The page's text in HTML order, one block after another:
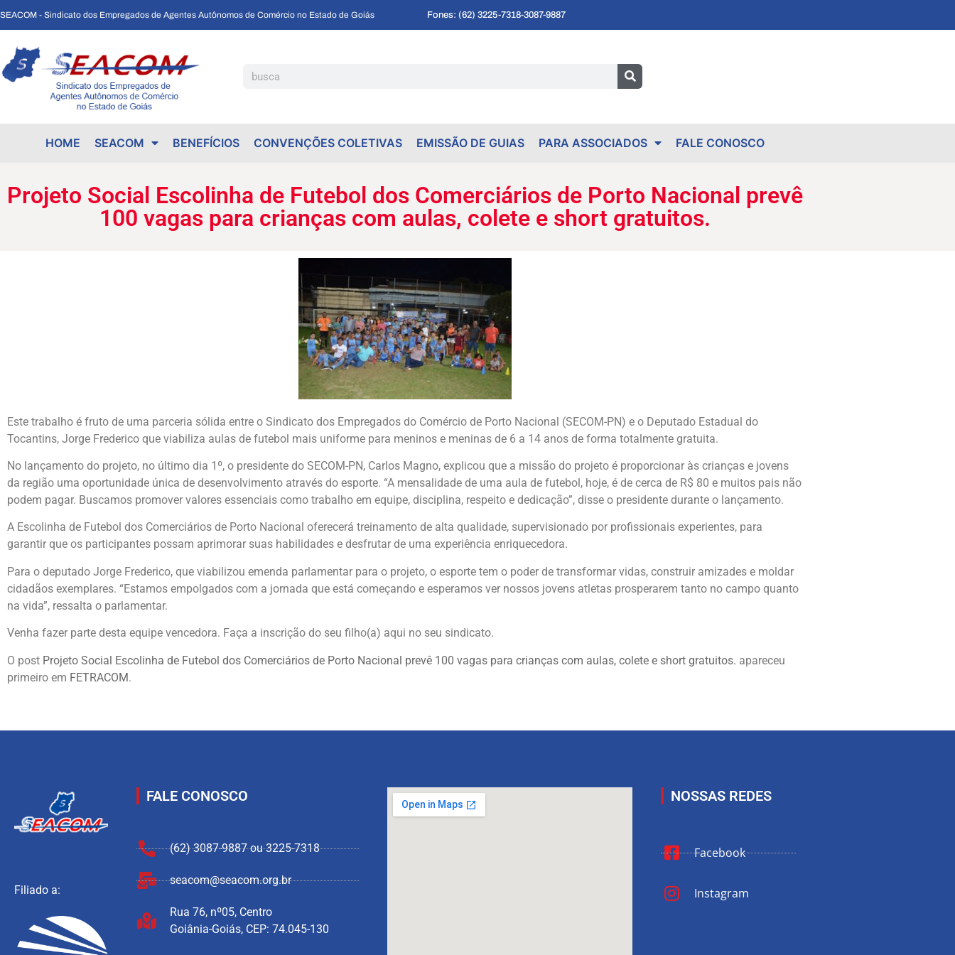
SEACOM - Sindicato dos Empregados de Agentes Autônomos de Comércio no Estado de Goiás Fones: (62) 3225-7318-3087-9887
HOME SEACOM BENEFÍCIOS CONVENÇÕES COLETIVAS EMISSÃO DE GUIAS PARA ASSOCIADOS FALE CONOSCO
Projeto Social Escolinha de Futebol dos Comerciários de Porto Nacional prevê
100 vagas para crianças com aulas, colete e short gratuitos.
Este trabalho é fruto de uma parceria sólida entre o Sindicato dos Empregados do Comércio de Porto Nacional (SECOM-PN) e o Deputado Estadual do
Tocantins, Jorge Frederico que viabiliza aulas de futebol mais uniforme para meninos e meninas de 6 a 14 anos de forma totalmente gratuita.
No lançamento do projeto, no último dia 1º, o presidente do SECOM-PN, Carlos Magno, explicou que a missão do projeto é proporcionar às crianças e jovens
da região uma oportunidade única de desenvolvimento através do esporte. “A mensalidade de uma aula de futebol, hoje, é de cerca de R$ 80 e muitos pais não
podem pagar. Buscamos promover valores essenciais como trabalho em equipe, disciplina, respeito e dedicação”, disse o presidente durante o lançamento.
A Escolinha de Futebol dos Comerciários de Porto Nacional oferecerá treinamento de alta qualidade, supervisionado por profissionais experientes, para
garantir que os participantes possam aprimorar suas habilidades e desfrutar de uma experiência enriquecedora.
Para o deputado Jorge Frederico, que viabilizou emenda parlamentar para o projeto, o esporte tem o poder de transformar vidas, construir amizades e moldar
cidadãos exemplares. “Estamos empolgados com a jornada que está começando e esperamos ver nossos jovens atletas prosperarem tanto no campo quanto
na vida”, ressalta o parlamentar.
Venha fazer parte desta equipe vencedora. Faça a inscrição do seu filho(a) aqui no seu sindicato.
O post Projeto Social Escolinha de Futebol dos Comerciários de Porto Nacional prevê 100 vagas para crianças com aulas, colete e short gratuitos. apareceu
primeiro em FETRACOM.
Filiado a:
FALE CONOSCO
(62) 3087-9887 ou 3225-7318
seacom@seacom.org.br
Rua 76, nº05, Centro
Goiânia-Goiás, CEP: 74.045-130
NOSSAS REDES
Facebook
Instagram